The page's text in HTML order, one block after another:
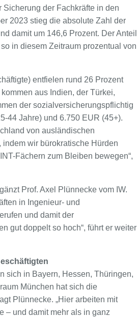
der Fachkräfte in den
2023 stieg die absolute Zahl der
damit um 146,6 Prozent. Der Anteil
in diesem Zeitraum prozentual von
entfielen rund 26 Prozent
aus Indien, der Türkei,
der sozialversicherungspflichtig
44 Jahre) und 6.750 EUR (45+).
von ausländischen
indem wir bürokratische Hürden
Fächern zum Bleiben bewegen“,
Prof. Axel Plünnecke vom IW.
in Ingenieur- und
und damit der
gut doppelt so hoch“, führt er weiter
sich in Bayern, Hessen, Thüringen,
München hat sich die
Plünnecke. „Hier arbeiten mit
– und damit mehr als in ganz